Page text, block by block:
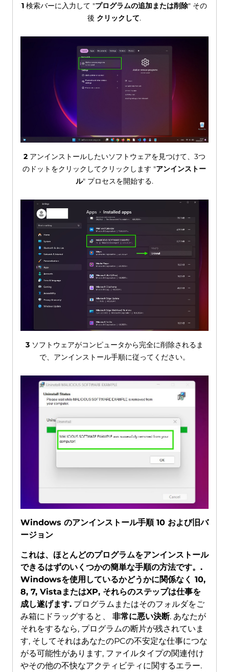
1 検索バーに入力して "プログラムの追加または削除" その
後 クリックして.
2アンインストールしたいソフトウェアを見つけて、3つ
のドットをクリックしてクリックします "アンインストー
ル" プロセスを開始する.
3ソフトウェアがコンピュータから完全に削除されるま
で、アンインストール手順に従ってください。
Windows のアンインストール手順 10 および旧バ
ージョン
これは、ほとんどのプログラムをアンインストール
できるはずのいくつかの簡単な手順の方法です。.
Windowsを使用しているかどうかに関係なく 10,
8, 7, VistaまたはXP, それらのステップは仕事を
成し遂げます.プログラムまたはそのフォルダをご
み箱にドラッグすると、 非常に悪い決断. あなたが
それをするなら, プログラムの断片が残されていま
す, そしてそれはあなたのPCの不安定な仕事につな
がる可能性があります, ファイルタイプの関連付け
やその他の不快なアクティビティに関するエラー.